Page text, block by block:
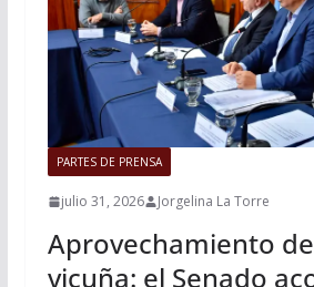
PARTES DE PRENSA
julio 31, 2026 Jorgelina La Torre
Aprovechamiento
vicuña: el Senado